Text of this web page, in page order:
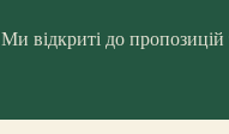
Ми відкриті до пропозицій